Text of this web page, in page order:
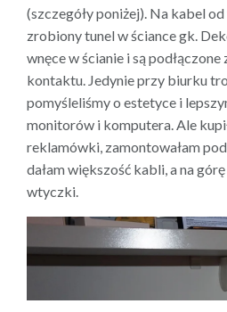
(szczegóły poniżej). Na kabel
zrobiony tunel w ściance gk.
wnęce w ścianie i są
kontaktu. Jedynie przy biurku
pomyśleliśmy o estetyce i
monitorów i komputera. Ale
reklamówki, zamontowałam
dałam większość kabli, a na
wtyczki.